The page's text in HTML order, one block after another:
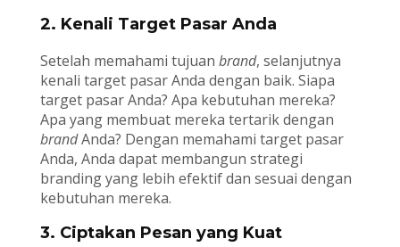
2. Kenali Target Pasar Anda
Setelah memahami tujuan brand, selanjutnya
kenali target pasar Anda dengan baik. Siapa
target pasar Anda? Apa kebutuhan mereka?
Apa yang membuat mereka tertarik dengan
brandAnda? Dengan memahami target pasar
Anda, Anda dapat membangun strategi
branding yang lebih efektif dan sesuai dengan
kebutuhan mereka.
3. Ciptakan Pesan yang Kuat